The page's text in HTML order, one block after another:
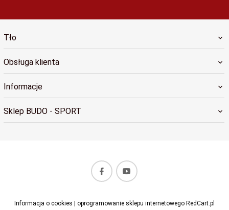
Tło
Obsługa klienta
Informacje
Sklep BUDO - SPORT
Informacja o cookies oprogramowanie sklepu internetowego RedCart.pl